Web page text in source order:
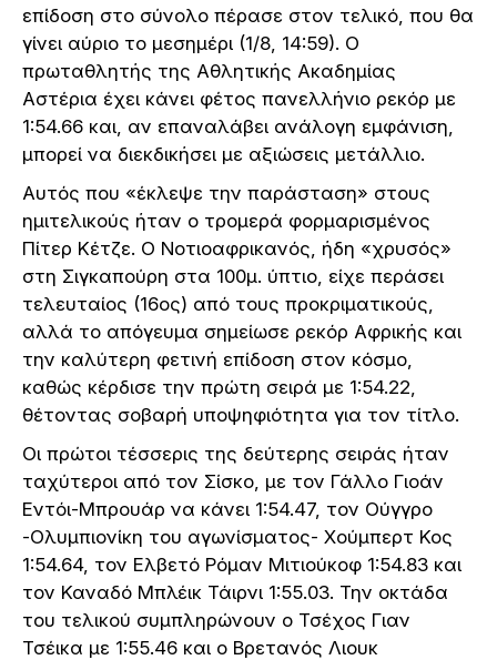
επίδοση στο σύνολο πέρασε στον τελικό, που θα
γίνει αύριο το μεσημέρι (1/8, 14:59). Ο
πρωταθλητής της Αθλητικής Ακαδημίας
Αστέρια έχει κάνει φέτος πανελλήνιο ρεκόρ με
1:54.66 και, αν επαναλάβει ανάλογη εμφάνιση,
μπορεί να διεκδικήσει με αξιώσεις μετάλλιο.
Αυτός που «έκλεψε την παράσταση» στους
ημιτελικούς ήταν ο τρομερά φορμαρισμένος
Πίτερ Κέτζε. Ο Νοτιοαφρικανός, ήδη «χρυσός»
στη Σιγκαπούρη στα 100μ. ύπτιο, είχε περάσει
τελευταίος (16ος) από τους προκριματικούς,
αλλά το απόγευμα σημείωσε ρεκόρ Αφρικής και
την καλύτερη φετινή επίδοση στον κόσμο,
καθώς κέρδισε την πρώτη σειρά με 1:54.22,
θέτοντας σοβαρή υποψηφιότητα για τον τίτλο.
Οι πρώτοι τέσσερις της δεύτερης σειράς ήταν
ταχύτεροι από τον Σίσκο, με τον Γάλλο Γιοάν
Εντόι-Μπρουάρ να κάνει 1:54.47, τον Ούγγρο
-Ολυμπιονίκη του αγωνίσματος- Χούμπερτ Κος
1:54.64, τον Ελβετό Ρόμαν Μιτιούκοφ 1:54.83 και
τον Καναδό Μπλέικ Τάιρνι 1:55.03. Την οκτάδα
του τελικού συμπληρώνουν ο Τσέχος Γιαν
Τσέικα με 1:55.46 και ο Βρετανός Λιουκ